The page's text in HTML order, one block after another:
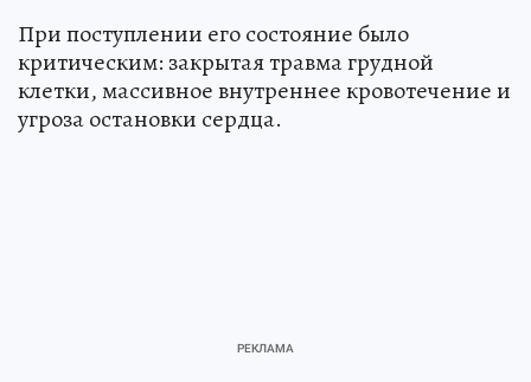
При поступлении его состояние было
критическим: закрытая травма грудной
клетки, массивное внутреннее кровотечение и
угроза остановки сердца.